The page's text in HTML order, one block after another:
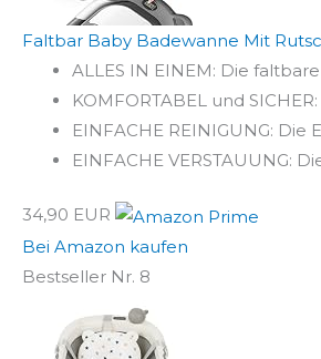
Faltbar Baby Badewanne Mit
ALLES IN EINEM: Die
KOMFORTABEL und
EINFACHE REINIGUNG:
EINFACHE VERSTAUUNG:
34,90 EUR
Bei Amazon kaufen
Bestseller Nr. 8